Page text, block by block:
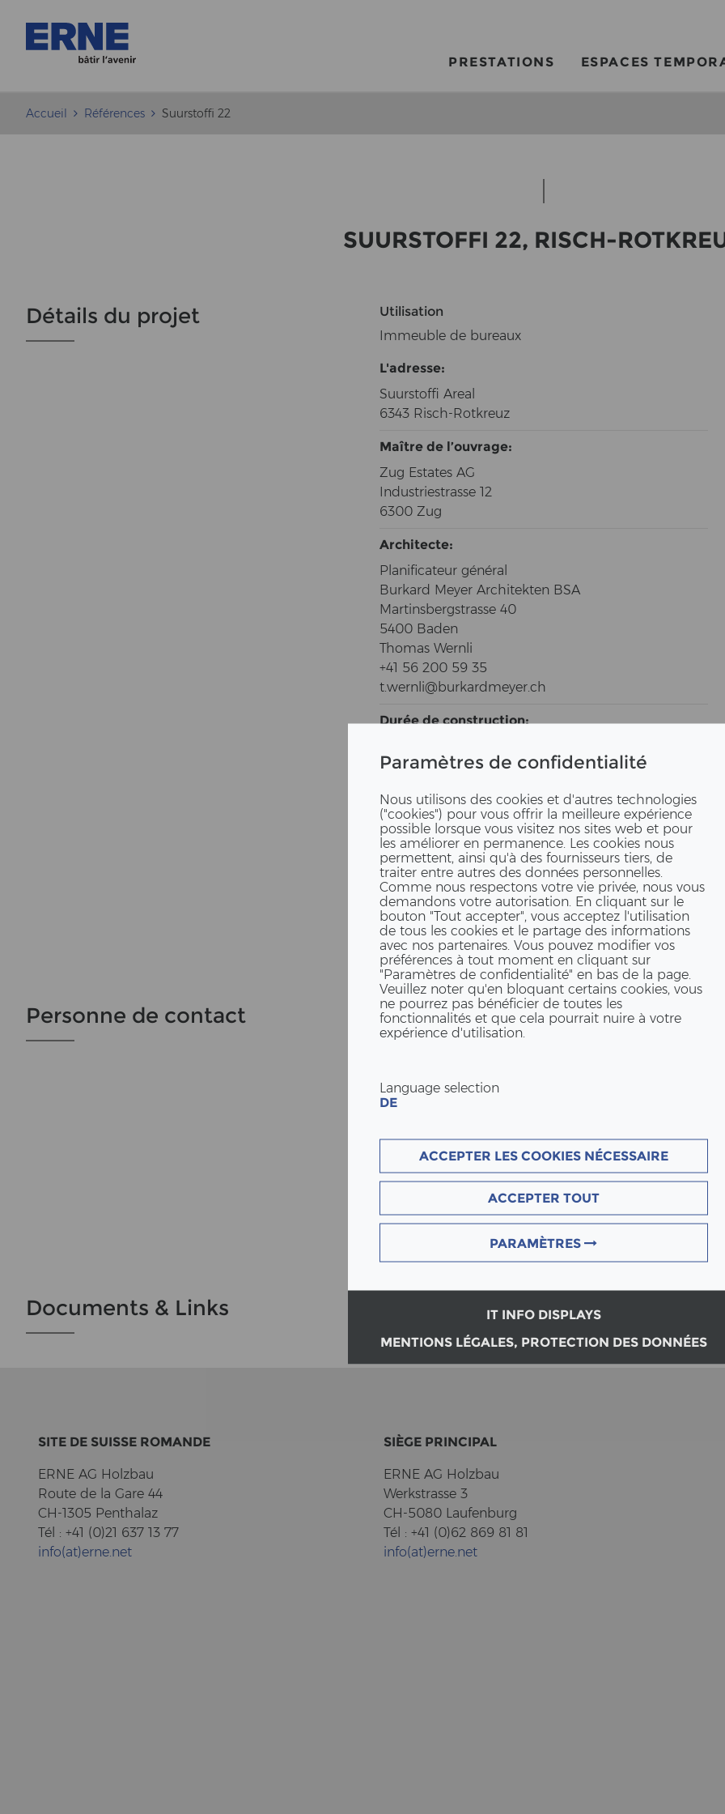
Paramètres de confidentialité
Nous utilisons des cookies et d'autres technologies
("cookies") pour vous offrir la meilleure expérience
possible lorsque vous visitez nos sites web et pour
les améliorer en permanence. Les cookies nous
permettent, ainsi qu'à des fournisseurs tiers, de
traiter entre autres des données personnelles.
Comme nous respectons votre vie privée, nous vous
demandons votre autorisation. En cliquant sur le
bouton "Tout accepter", vous acceptez l'utilisation
de tous les cookies et le partage des informations
avec nos partenaires. Vous pouvez modifier vos
préférences à tout moment en cliquant sur
"Paramètres de confidentialité" en bas de la page.
Veuillez noter qu'en bloquant certains cookies, vous
ne pourrez pas bénéficier de toutes les
fonctionnalités et que cela pourrait nuire à votre
expérience d'utilisation.
Language selection
DE
ACCEPTER LES COOKIES NÉCESSAIRE
ACCEPTER TOUT
PARAMÈTRES
IT INFO DISPLAYS
MENTIONS LÉGALES, PROTECTION DES DONNÉES
PRESTATIONS ESPACES
Accueil Références Suurstoffi 22
SUURSTOFFI 22, RISCH-
Détails du projet
Utilisation
Immeuble de bureaux
L'adresse:
Suurstoffi Areal
6343 Risch-Rotkreuz
Maître de l’ouvrage:
Zug Estates AG
Industriestrasse 12
6300 Zug
Architecte:
Planificateur général
Burkard Meyer Architekten BSA
Martinsbergstrasse 40
5400 Baden
Thomas Wernli
+41 56 200 59 35
t.wernli@burkardmeyer.ch
Durée de construction:
Surface: 17'900 m2
Volume: 70'000 m3
Responsable du projet:
Marc Kanzenbach,
Peter Dörflinger
Personne de contact Cyril Baumann
Documents & Links
SITE DE SUIS­SE RO­MAN­DE
ERNE AG Holz­bau
Route de la Gare 44
CH-1305 Pent­halaz
Tél : +41 (0)21 637 13 77
info(at)erne.net
SIÈGE PRIN­CI­PAL
ERNE AG Holz­bau
Werk­stras­se 3
CH-5080 Lau­fen­burg
Tél : +41 (0)62 869 81 81
info(at)erne.net